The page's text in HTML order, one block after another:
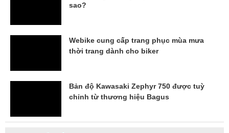
sao?
Webike cung cấp trang phục mùa mưa
thời trang dành cho biker
Bản độ Kawasaki Zephyr 750 được tuỳ
chỉnh từ thương hiệu Bagus